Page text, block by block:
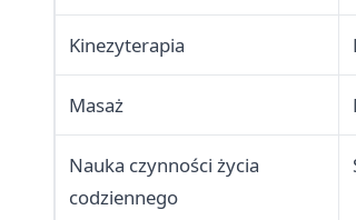
Kinezyterapia
Masaż
Nauka czynności życia
codziennego